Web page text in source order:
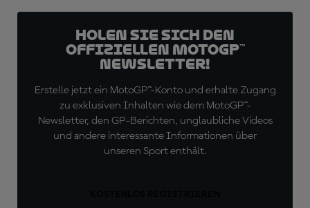
Holen Sie sich den
offiziellen MotoGP™
Newsletter!
Erstelle jetzt ein MotoGP™-Konto und erhalte Zugang
zu exklusiven Inhalten wie dem MotoGP™-
Newsletter, den GP-Berichten, unglaubliche Videos
und andere interessante Informationen über
unseren Sport enthält.